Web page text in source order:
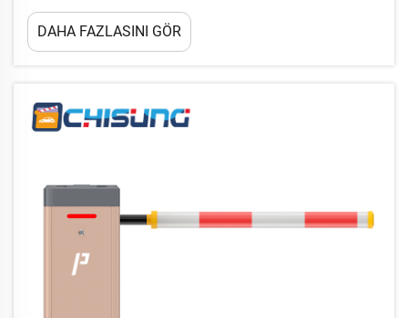
önem taşır. Kaliteli bir kayar kapı açıcısı, otomatik kapı sistemlerinin
temelini oluşturur...
DAHA FAZLASINI GÖR